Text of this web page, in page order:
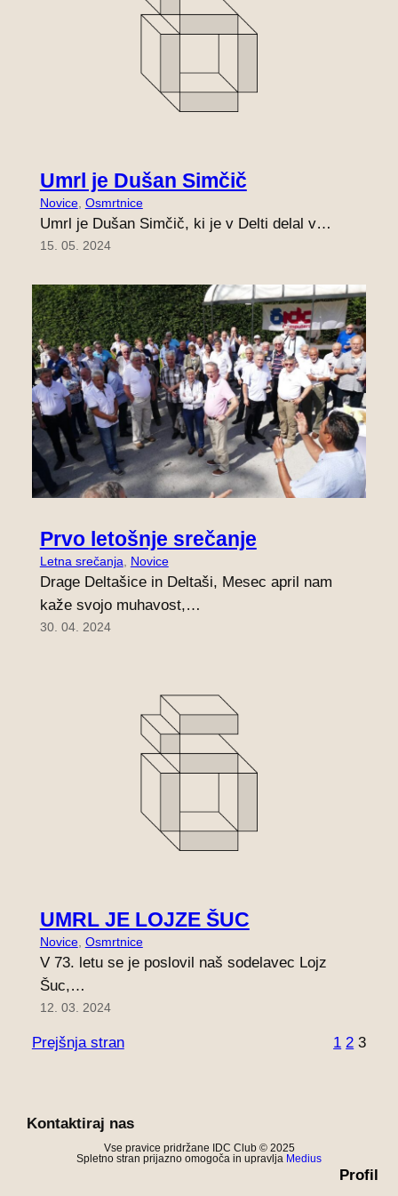
Umrl je Dušan Simčič
Novice, Osmrtnice
Umrl je Dušan Simčič, ki je v Delti delal v…
15. 05. 2024
Prvo letošnje srečanje
Letna srečanja Novice
Drage Deltašice in Deltaši, Mesec april nam
kaže svojo muhavost,…
30. 04. 2024
UMRL JE LOJZE ŠUC
Novice, Osmrtnice
V 73. letu se je poslovil naš sodelavec Lojz
Šuc,…
12. 03. 2024
Prejšnja stran 1 2 3
Kontaktiraj nas
Vse pravice pridržane IDC Club © 2025
Spletno stran prijazno omogoča in upravlja Medius
Profil